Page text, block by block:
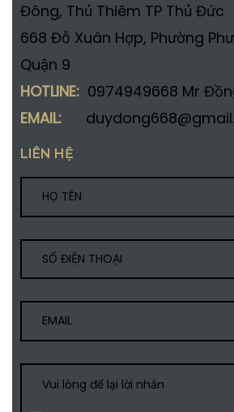
Đông, Thủ Thiêm TP Thủ Đức
668 Đỗ Xuân Hợp, Phường
Quận 9
HOTLINE: 0974949668 Mr
EMAIL:
LIÊN HỆ